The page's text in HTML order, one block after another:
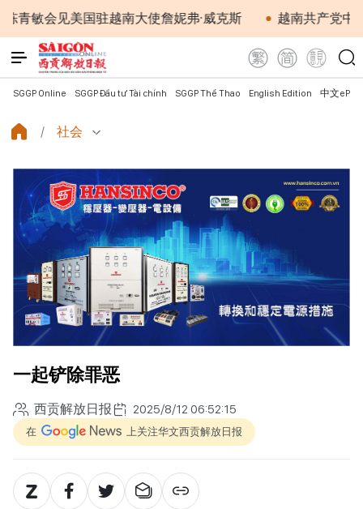
见美国驻越南大使詹妮弗·威克斯 越南共产党中央总书
SGGP Online SGGP Đầu tư Tài chính SGGP Thể Thao English Edition 中文
社会
一起铲除罪恶
西贡解放日报 2025/8/12 06:52:15
在 上关注华文西贡解放日报